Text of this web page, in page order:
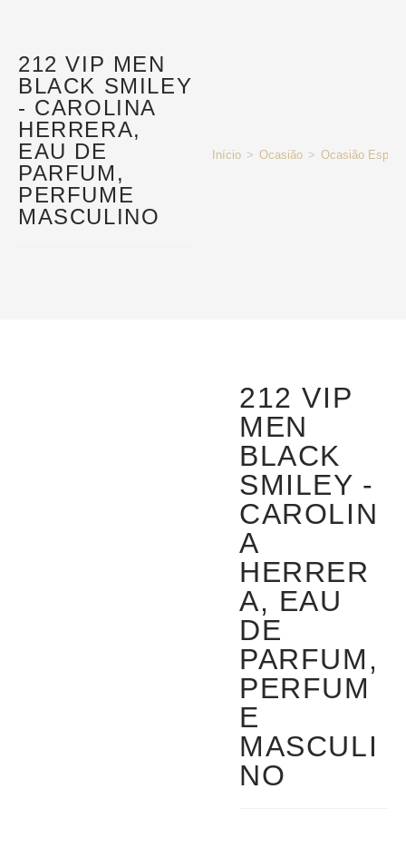
212 VIP MEN
BLACK SMILEY
- CAROLINA
HERRERA,
EAU DE
PARFUM,
PERFUME
MASCULINO
Início > Ocasião > Ocasião
212 VIP
MEN
BLACK
SMILEY -
CAROLIN
A
HERRER
A, EAU
DE
PARFUM,
PERFUM
E
MASCULI
NO